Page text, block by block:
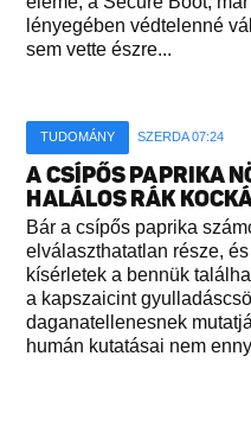
lényegében védtelenné
sem vette észre...
TUDOMÁNY SZERDA 07:24
A CSÍPŐS PAPRIKA
HALÁLOS RÁK
Bár a csípős paprika
elválaszthatatlan része,
kísérletek a bennük
a kapszaicint
daganatellenesnek
humán kutatásai nem